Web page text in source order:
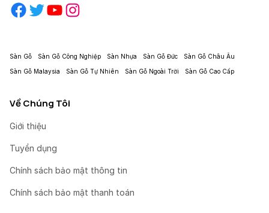
Facebook Twitter YouTube Instagram
Sàn Gỗ Sàn Gỗ Công Nghiệp Sàn Nhựa Sàn Gỗ Đức Sàn Gỗ Châu Âu
Sàn Gỗ Malaysia Sàn Gỗ Tự Nhiên Sàn Gỗ Ngoài Trời Sàn Gỗ Cao Cấp
Về Chúng Tôi
Giới thiệu
Tuyển dụng
Chính sách bảo mật thông tin
Chính sách bảo mật thanh toán